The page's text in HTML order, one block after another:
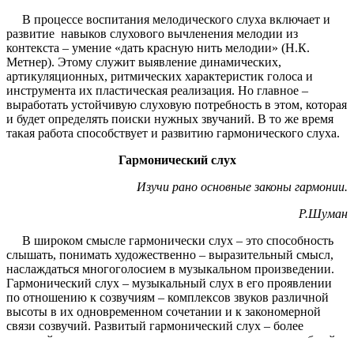
В процессе воспитания мелодического слуха включает и
развитие навыков слухового вычленения мелодии из
контекста – умение «дать красную нить мелодии» (Н.К.
Метнер). Этому служит выявление динамических,
артикуляционных, ритмических характеристик голоса и
инструмента их пластическая реализация. Но главное –
выработать устойчивую слуховую потребность в этом, которая
и будет определять поиски нужных звучаний. В то же время
такая работа способствует и развитию гармонического слуха.
Гармонический слух
Изучи рано основные законы гармонии.
Р.Шуман
В широком смысле гармонически слух – это способность
слышать, понимать художественно – выразительный смысл,
наслаждаться многоголосием в музыкальном произведении.
Гармонический слух – музыкальный слух в его проявлении
по отношению к созвучиям – комплексов звуков различной
высоты в их одновременном сочетании и к закономерной
связи созвучий. Развитый гармонический слух – более